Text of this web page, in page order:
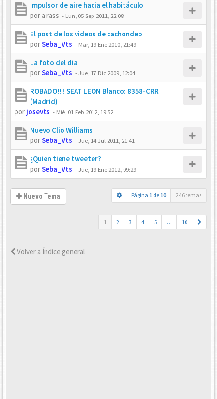
Impulsor de aire hacia el habitáculo
por a rass - Lun, 05 Sep 2011, 22:08
El post de los videos de cachondeo
porSeba_Vts - Mar, 19 Ene 2010, 21:49
La foto del dia
porSeba_Vts -Jue, 17 Dic 2009, 12:04
ROBADO!!!! SEAT LEON Blanco: 8358-CRR
(Madrid)
por josevts - Mié, 01 Feb 2012, 19:52
Nuevo Clio Williams
porSeba_Vts -Jue, 14 Jul 2011, 21:41
¿Quien tiene tweeter?
porSeba_Vts -Jue, 19 Ene 2012, 09:29
Nuevo Tema Página 1 de 10 246 temas
1 2 3 4 5 … 10
Volver a Índice general